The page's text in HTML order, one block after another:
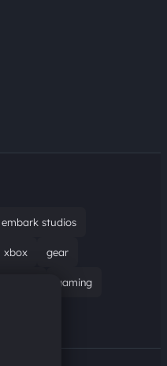
embark studios
xbox gear
gaming